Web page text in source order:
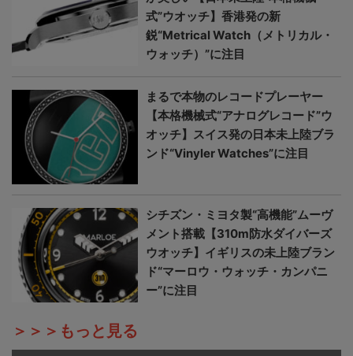
式”ウオッチ】香港発の新
鋭“Metrical Watch（メトリカル・
ウォッチ）”に注目
まるで本物のレコードプレーヤー
【本格機械式“アナログレコード”ウ
オッチ】スイス発の日本未上陸ブラ
ンド“Vinyler Watches”に注目
シチズン・ミヨタ製“高機能”ムーヴ
メント搭載【310m防水ダイバーズ
ウオッチ】イギリスの未上陸ブラン
ド“マーロウ・ウォッチ・カンパニ
ー”に注目
＞＞＞もっと見る